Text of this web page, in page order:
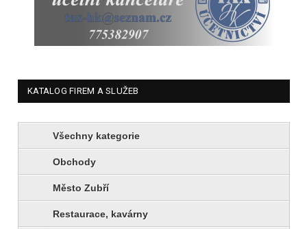
KATALOG FIREM A SLUŽEB
Všechny kategorie
Obchody
Město Zubří
Restaurace, kavárny